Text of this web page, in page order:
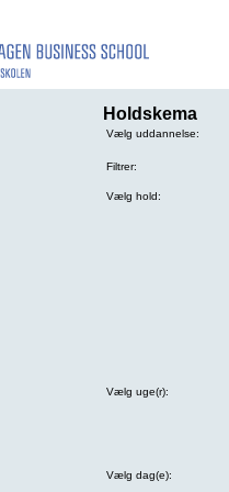
Holdskema
Vælg uddannelse:
Filtrer:
Vælg hold:
Vælg uge(r):
Vælg dag(e):